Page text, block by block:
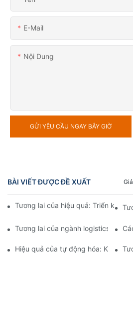
E-Mail
Nội Dung
GỬI YÊU CẦU NGAY BÂY GIỜ
BÀI VIẾT ĐƯỢC ĐỀ XUẤT
Tương lai của hiệu quả: Triển khai
Tương lai của ngành logistics: Tối
Hiệu quả của tự động hóa: Kiểm